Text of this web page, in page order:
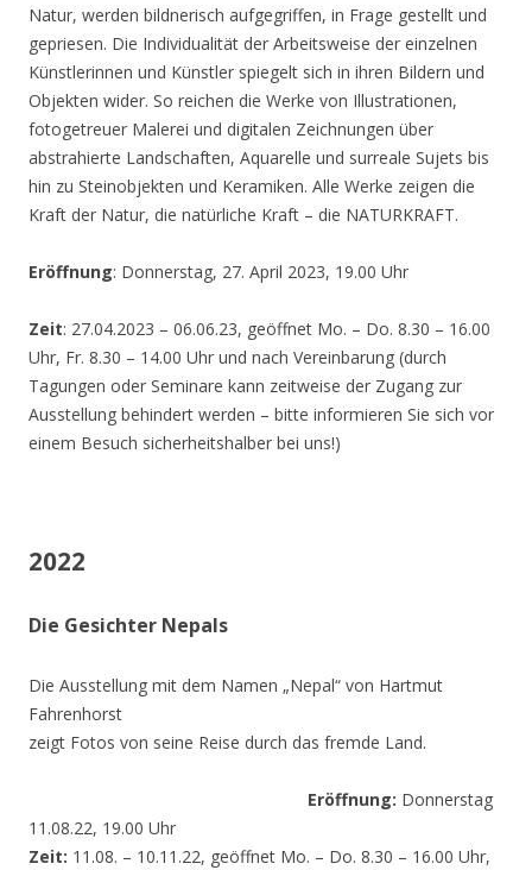
Natur, werden bildnerisch aufgegriffen, in Frage gestellt und
gepriesen. Die Individualität der Arbeitsweise der einzelnen
Künstlerinnen und Künstler spiegelt sich in ihren Bildern und
Objekten wider. So reichen die Werke von Illustrationen,
fotogetreuer Malerei und digitalen Zeichnungen über
abstrahierte Landschaften, Aquarelle und surreale Sujets bis
hin zu Steinobjekten und Keramiken. Alle Werke zeigen die
Kraft der Natur, die natürliche Kraft – die NATURKRAFT.
Eröffnung: Donnerstag, 27. April 2023, 19.00 Uhr
Zeit: 27.04.2023 – 06.06.23, geöffnet Mo. – Do. 8.30 – 16.00
Uhr, Fr. 8.30 – 14.00 Uhr und nach Vereinbarung (durch
Tagungen oder Seminare kann zeitweise der Zugang zur
Ausstellung behindert werden – bitte informieren Sie sich vor
einem Besuch sicherheitshalber bei uns!)
2022
Die Gesichter Nepals
Die Ausstellung mit dem Namen „Nepal“ von Hartmut
Fahrenhorst
zeigt Fotos von seine Reise durch das fremde Land.
Eröffnung: Donnerstag
11.08.22, 19.00 Uhr
Zeit: 11.08. – 10.11.22, geöffnet Mo. – Do. 8.30 – 16.00 Uhr,